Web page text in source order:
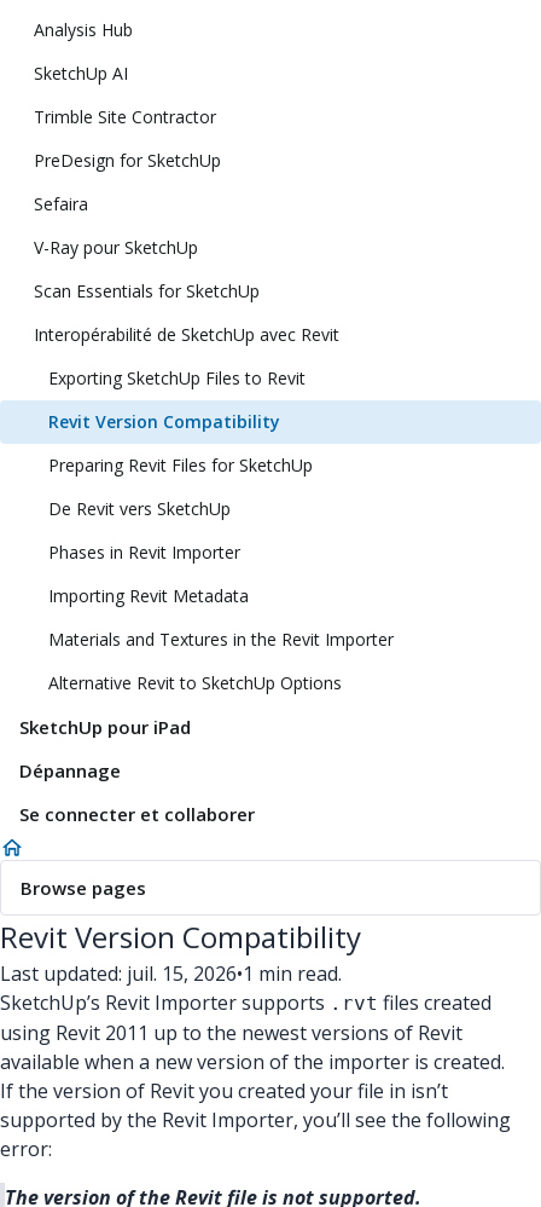
Analysis Hub
SketchUp AI
Trimble Site Contractor
PreDesign for SketchUp
Sefaira
V-Ray pour SketchUp
Scan Essentials for SketchUp
Interopérabilité de SketchUp avec Revit
Exporting SketchUp Files to Revit
Revit Version Compatibility
Preparing Revit Files for SketchUp
De Revit vers SketchUp
Phases in Revit Importer
Importing Revit Metadata
Materials and Textures in the Revit Importer
Alternative Revit to SketchUp Options
SketchUp pour iPad
Dépannage
Se connecter et collaborer
Browse pages
Revit Version Compatibility
Last updated: juil. 15, 2026•1 min read.
SketchUp’s Revit Importer supports .rvt files created
using Revit 2011 up to the newest versions of Revit
available when a new version of the importer is created.
If the version of Revit you created your file in isn’t
supported by the Revit Importer, you’ll see the following
error:
The version of the Revit file is not supported.